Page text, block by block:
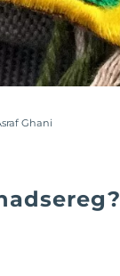
Ghani